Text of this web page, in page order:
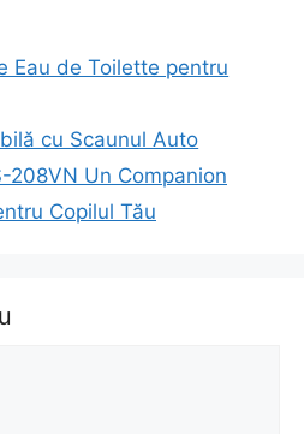
Eau de Toilette pentru
cu Scaunul Auto
Un Companion
Copilul Tău